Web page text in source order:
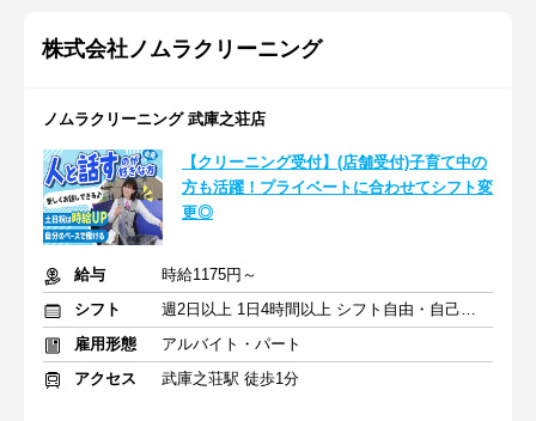
株式会社ノムラクリーニング
ノムラクリーニング 武庫之荘店
【クリーニング受付】(店舗受付)子育て中の
方も活躍！プライベートに合わせてシフト変
更◎
給与
時給1175円～
シフト
週2日以上 1日4時間以上 シフト自由・自己申告
雇用形態
アルバイト・パート
アクセス
武庫之荘駅 徒歩1分